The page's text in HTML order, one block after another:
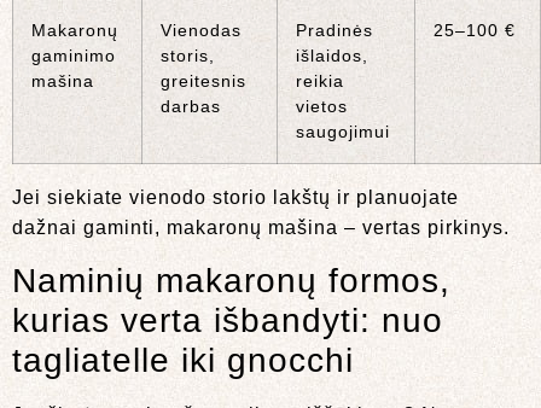
Makaronų
gaminimo
mašina
Vienodas
storis,
greitesnis
darbas
Pradinės
išlaidos,
reikia
vietos
saugojimui
25–100 €
Jei siekiate vienodo storio lakštų ir planuojate
dažnai gaminti, makaronų mašina – vertas pirkinys.
Naminių makaronų formos,
kurias verta išbandyti: nuo
tagliatelle iki gnocchi